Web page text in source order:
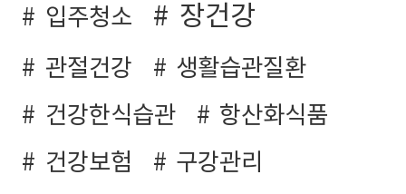
입주청소
장건강
관절건강
생활습관질환
건강한식습관
항산화식품
건강보험
구강관리